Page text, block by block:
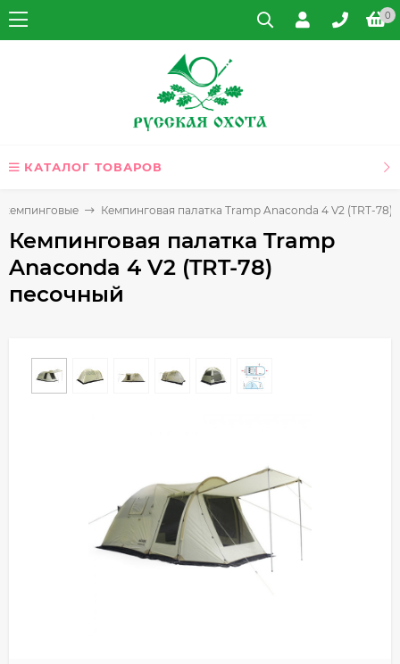
0
КАТАЛОГ ТОВАРОВ
кемпинговые Кемпинговая палатка Tramp Anaconda 4 V2 (TRT-78)
Кемпинговая палатка Tramp
Anaconda 4 V2 (TRT-78)
песочный